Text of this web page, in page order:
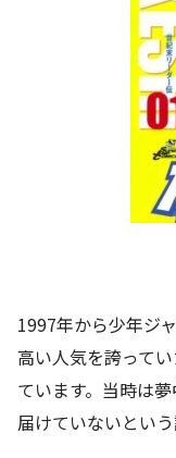
1997年から少年ジ
高い人気を誇って
ています。当時は
届けていないとい